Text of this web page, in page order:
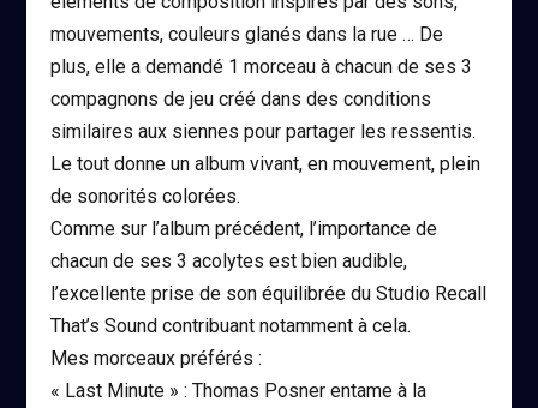
mouvements, couleurs glanés dans la rue … De
plus, elle a demandé 1 morceau à chacun de ses 3
compagnons de jeu créé dans des conditions
similaires aux siennes pour partager les ressentis.
Le tout donne un album vivant, en mouvement, plein
de sonorités colorées.
Comme sur l’album précédent, l’importance de
chacun de ses 3 acolytes est bien audible,
l’excellente prise de son équilibrée du Studio Recall
That’s Sound contribuant notamment à cela.
Mes morceaux préférés :
« Last Minute » : Thomas Posner entame à la